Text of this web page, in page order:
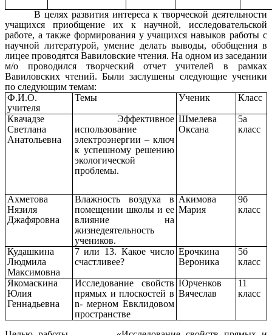
В целях развития интереса к творческой деятельности
учащихся приобщение их к научной, исследовательской
работе, а также формирования у учащихся навыков работы с
научной литературой, умение делать выводы, обобщения в
лицее проводятся Вавиловские чтения. На одном из заседании
м/о проводился творческий отчет учителей в рамках
Вавиловских чтений. Были заслушены следующие ученики
по следующим темам:
Ф.И.О.
учителя
Темы Ученик Класс
Квачадзе
Светлана
Анатольевна
Эффективное
использование
электроэнергии – ключ
к успешному решению
экологической
проблемы.
Шмелева
Оксана
5а
класс
Ахметова
Нязиля
Джафяровна
Влажность воздуха в
помещении школы и ее
влияние на
жизнедеятельность
учеников.
Акимова
Мария
9б
класс
Кудашкина
Людмила
Максимовна
7 или 13. Какое число
счастливее?
Ерочкина
Вероника
5б
класс
Якомаскина
Юлия
Геннадьевна
Исследование свойств
прямых и плоскостей в
n- мерном Евклидовом
пространстве
Юрченков
Вячеслав
11
класс